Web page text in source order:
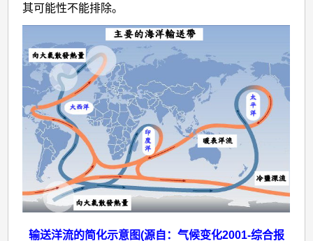
其可能性不能排除。
输送洋流的简化示意图(源自：气候变化2001-综合报